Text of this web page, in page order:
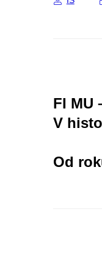
FI MU
V
Od